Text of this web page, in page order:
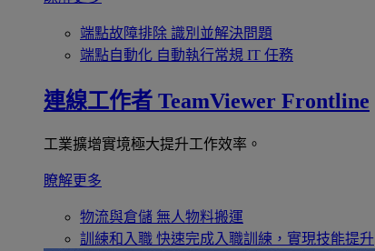
端點故障排除 識別並解決問題
端點自動化 自動執行常規 IT 任務
連線工作者 TeamViewer Frontline
工業擴增實境極大提升工作效率。
瞭解更多
物流與倉儲 無人物料搬運
訓練和入職 快速完成入職訓練，實現技能提升